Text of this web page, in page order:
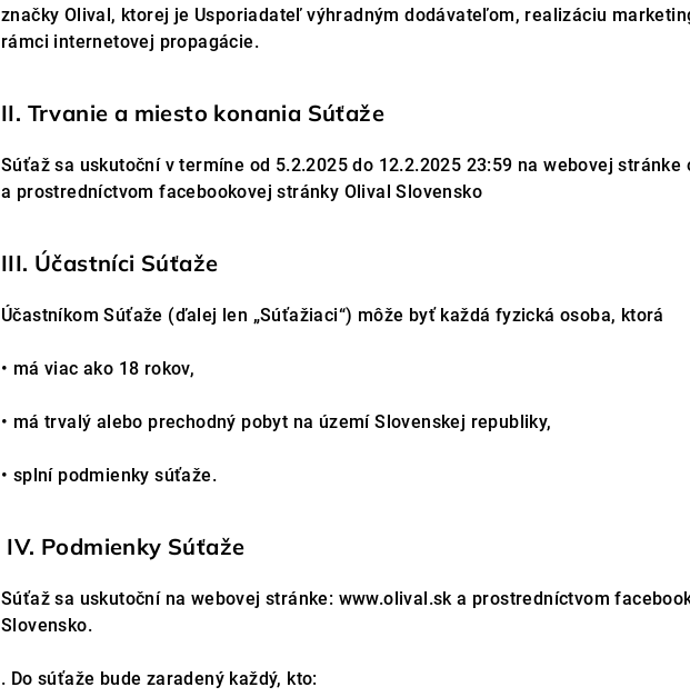
značky Olival, ktorej je Usporiadateľ výhradným dodávateľom, realizáciu
rámci internetovej propagácie.
II. Trvanie a miesto konania Súťaže
Súťaž sa uskutoční v termíne od 5.2.2025 do 12.2.2025 23:59 na webovej stránke
a prostredníctvom facebookovej stránky Olival Slovensko
III. Účastníci Súťaže
Účastníkom Súťaže (ďalej len „Súťažiaci“) môže byť každá fyzická osoba, ktorá
• má viac ako 18 rokov,
• má trvalý alebo prechodný pobyt na území Slovenskej republiky,
• splní podmienky súťaže.
IV. Podmienky Súťaže
Súťaž sa uskutoční na webovej stránke: www.olival.sk a prostredníctvom
Slovensko.
. Do súťaže bude zaradený každý, kto: